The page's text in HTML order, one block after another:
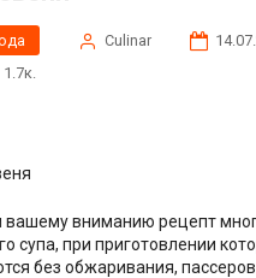
Сulinar
1.7к.
вашему вниманию рецепт
супа, при приготовлении
без обжаривания,